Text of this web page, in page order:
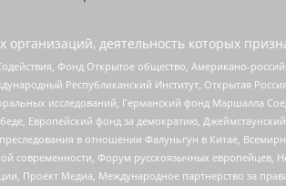
деятельность которых
Фонд Открытое общество, Американо-
Республиканский Институт, Открытая
исследований, Германский фонд Маршалла
Европейский фонд за демократию,
в отношении Фалуньгун в Китае,
современности, Форум русскоязычных
Медиа, Международное партнерство за